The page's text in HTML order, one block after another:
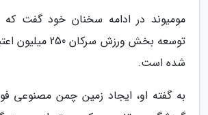
توسعه بخش ورزش
شده است.
به گفته او، ایجاد زمین چمن مصنوعی